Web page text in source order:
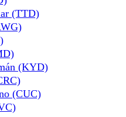
(TTD)
(KYD)
(CUC)